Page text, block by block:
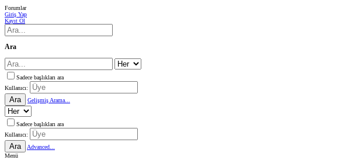
Forumlar
Giriş Yap
Kayıt Ol
Ara
Sadece başlıkları ara
Kullanıcı:
Ara Gelişmiş Arama...
Sadece başlıkları ara
Kullanıcı:
Ara
Advanced...
Menü